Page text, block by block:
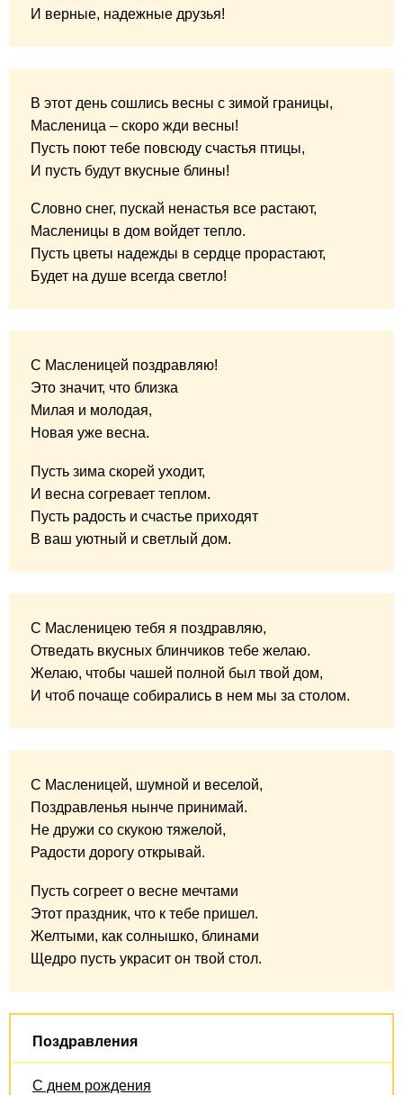
И верные, надежные друзья!
В этот день сошлись весны с зимой границы,
Масленица – скоро жди весны!
Пусть поют тебе повсюду счастья птицы,
И пусть будут вкусные блины!
Словно снег, пускай ненастья все растают,
Масленицы в дом войдет тепло.
Пусть цветы надежды в сердце прорастают,
Будет на душе всегда светло!
С Масленицей поздравляю!
Это значит, что близка
Милая и молодая,
Новая уже весна.
Пусть зима скорей уходит,
И весна согревает теплом.
Пусть радость и счастье приходят
В ваш уютный и светлый дом.
С Масленицею тебя я поздравляю,
Отведать вкусных блинчиков тебе желаю.
Желаю, чтобы чашей полной был твой дом,
И чтоб почаще собирались в нем мы за столом.
С Масленицей, шумной и веселой,
Поздравленья нынче принимай.
Не дружи со скукою тяжелой,
Радости дорогу открывай.
Пусть согреет о весне мечтами
Этот праздник, что к тебе пришел.
Желтыми, как солнышко, блинами
Щедро пусть украсит он твой стол.
Поздравления
С днем рождения